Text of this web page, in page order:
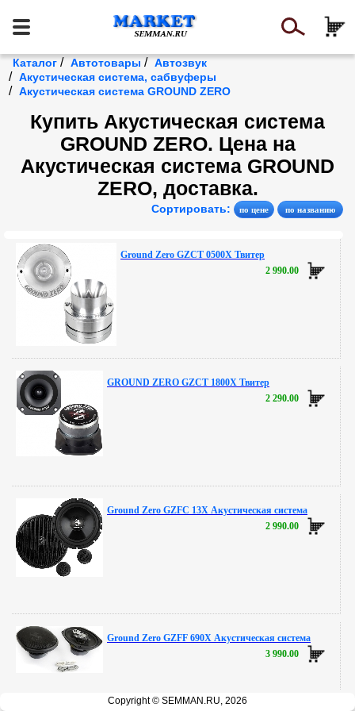
Каталог / Автотовары / Автозвук
/ Акустическая система, сабвуферы
/ Акустическая система GROUND ZERO
Купить Акустическая система
GROUND ZERO. Цена на
Акустическая система GROUND
ZERO, доставка.
Сортировать:
Ground Zero GZCT 0500X Твитер
2 990.00
GROUND ZERO GZCT 1800X Твитер
2 290.00
Ground Zero GZFC 13X Акустическая система
2 990.00
Ground Zero GZFF 690X Акустическая система
3 990.00
Copyright © SEMMAN.RU, 2026